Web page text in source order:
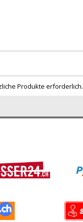
Produkte erforderlich.